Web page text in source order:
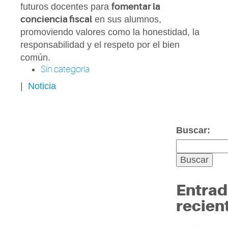
futuros docentes parafomentar la
conciencia fiscal en sus alumnos,
promoviendo valores como la honestidad, la
responsabilidad y el respeto por el bien
común.
Sin categoría
Noticia
Buscar: